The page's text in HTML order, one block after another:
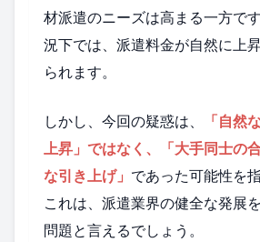
材派遣のニーズは高まる一方で
況下では、派遣料金が自然に上
られます。
しかし、今回の疑惑は、
「自然
上昇」ではなく、「大手同士の
な引き上げ」 であった可能性を
これは、派遣業界の健全な発展
問題と言えるでしょう。